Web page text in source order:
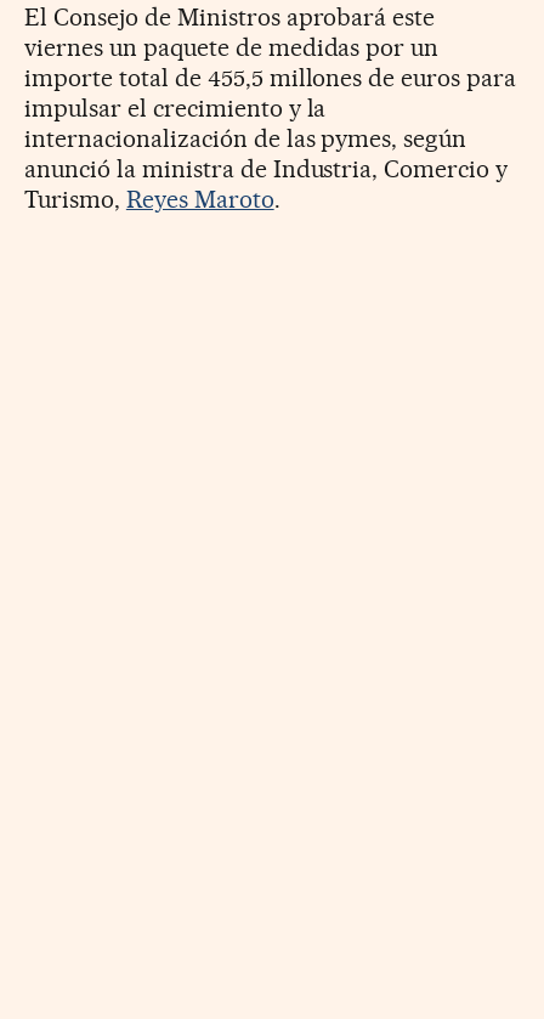
El Consejo de Ministros aprobará este
viernes un paquete de medidas por un
importe total de 455,5 millones de euros para
impulsar el crecimiento y la
internacionalización de las pymes, según
anunció la ministra de Industria, Comercio y
Turismo, Reyes Maroto.